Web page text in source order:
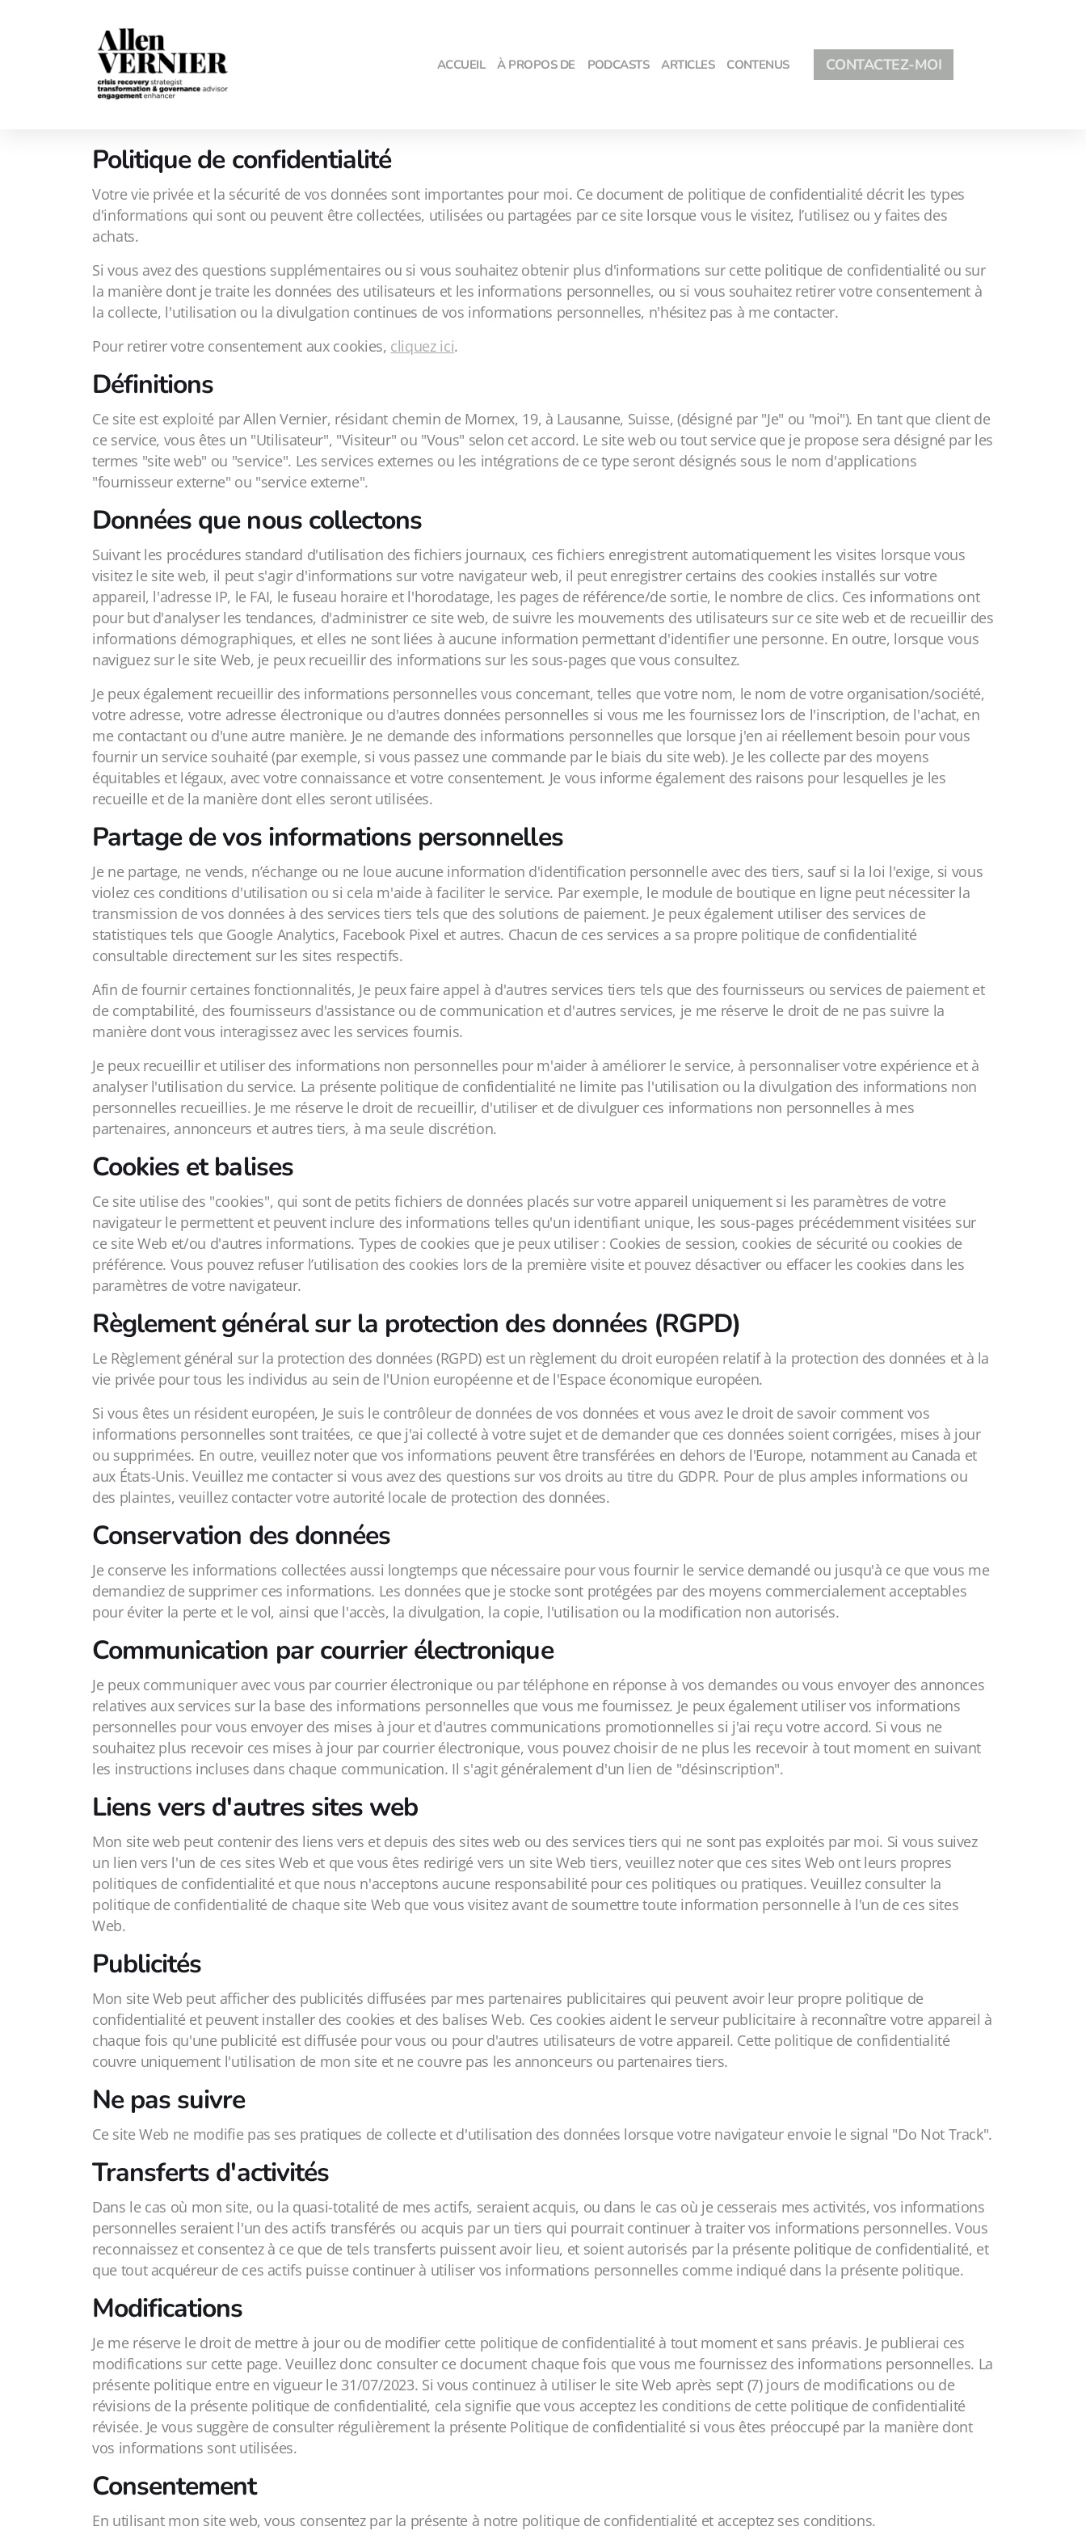
ACCUEIL À PROPOS DE PODCASTS ARTICLES CONTENUS CONTACTEZ-MOI
Politique de confidentialité
Votre vie privée et la sécurité de vos données sont importantes pour moi. Ce document de politique de confidentialité décrit les types
d'informations qui sont ou peuvent être collectées, utilisées ou partagées par ce site lorsque vous le visitez, l’utilisez ou y faites des
achats.
Si vous avez des questions supplémentaires ou si vous souhaitez obtenir plus d'informations sur cette politique de confidentialité ou sur
la manière dont je traite les données des utilisateurs et les informations personnelles, ou si vous souhaitez retirer votre consentement à
la collecte, l'utilisation ou la divulgation continues de vos informations personnelles, n'hésitez pas à me contacter.
Pour retirer votre consentement aux cookies, cliquez ici.
Définitions
Ce site est exploité par Allen Vernier, résidant chemin de Mornex, 19, à Lausanne, Suisse, (désigné par "Je" ou "moi"). En tant que client de
ce service, vous êtes un "Utilisateur", "Visiteur" ou "Vous" selon cet accord. Le site web ou tout service que je propose sera désigné par les
termes "site web" ou "service". Les services externes ou les intégrations de ce type seront désignés sous le nom d'applications
"fournisseur externe" ou "service externe".
Données que nous collectons
Suivant les procédures standard d'utilisation des fichiers journaux, ces fichiers enregistrent automatiquement les visites lorsque vous
visitez le site web, il peut s'agir d'informations sur votre navigateur web, il peut enregistrer certains des cookies installés sur votre
appareil, l'adresse IP, le FAI, le fuseau horaire et l'horodatage, les pages de référence/de sortie, le nombre de clics. Ces informations ont
pour but d'analyser les tendances, d'administrer ce site web, de suivre les mouvements des utilisateurs sur ce site web et de recueillir des
informations démographiques, et elles ne sont liées à aucune information permettant d'identifier une personne. En outre, lorsque vous
naviguez sur le site Web, je peux recueillir des informations sur les sous-pages que vous consultez.
Je peux également recueillir des informations personnelles vous concernant, telles que votre nom, le nom de votre organisation/société,
votre adresse, votre adresse électronique ou d'autres données personnelles si vous me les fournissez lors de l'inscription, de l'achat, en
me contactant ou d'une autre manière. Je ne demande des informations personnelles que lorsque j'en ai réellement besoin pour vous
fournir un service souhaité (par exemple, si vous passez une commande par le biais du site web). Je les collecte par des moyens
équitables et légaux, avec votre connaissance et votre consentement. Je vous informe également des raisons pour lesquelles je les
recueille et de la manière dont elles seront utilisées.
Partage de vos informations personnelles
Je ne partage, ne vends, n’échange ou ne loue aucune information d'identification personnelle avec des tiers, sauf si la loi l'exige, si vous
violez ces conditions d'utilisation ou si cela m'aide à faciliter le service. Par exemple, le module de boutique en ligne peut nécessiter la
transmission de vos données à des services tiers tels que des solutions de paiement. Je peux également utiliser des services de
statistiques tels que Google Analytics, Facebook Pixel et autres. Chacun de ces services a sa propre politique de confidentialité
consultable directement sur les sites respectifs.
Afin de fournir certaines fonctionnalités, Je peux faire appel à d'autres services tiers tels que des fournisseurs ou services de paiement et
de comptabilité, des fournisseurs d'assistance ou de communication et d'autres services, je me réserve le droit de ne pas suivre la
manière dont vous interagissez avec les services fournis.
Je peux recueillir et utiliser des informations non personnelles pour m'aider à améliorer le service, à personnaliser votre expérience et à
analyser l'utilisation du service. La présente politique de confidentialité ne limite pas l'utilisation ou la divulgation des informations non
personnelles recueillies. Je me réserve le droit de recueillir, d'utiliser et de divulguer ces informations non personnelles à mes
partenaires, annonceurs et autres tiers, à ma seule discrétion.
Cookies et balises
Ce site utilise des "cookies", qui sont de petits fichiers de données placés sur votre appareil uniquement si les paramètres de votre
navigateur le permettent et peuvent inclure des informations telles qu'un identifiant unique, les sous-pages précédemment visitées sur
ce site Web et/ou d'autres informations. Types de cookies que je peux utiliser : Cookies de session, cookies de sécurité ou cookies de
préférence. Vous pouvez refuser l’utilisation des cookies lors de la première visite et pouvez désactiver ou effacer les cookies dans les
paramètres de votre navigateur.
Règlement général sur la protection des données (RGPD)
Le Règlement général sur la protection des données (RGPD) est un règlement du droit européen relatif à la protection des données et à la
vie privée pour tous les individus au sein de l'Union européenne et de l'Espace économique européen.
Si vous êtes un résident européen, Je suis le contrôleur de données de vos données et vous avez le droit de savoir comment vos
informations personnelles sont traitées, ce que j'ai collecté à votre sujet et de demander que ces données soient corrigées, mises à jour
ou supprimées. En outre, veuillez noter que vos informations peuvent être transférées en dehors de l'Europe, notamment au Canada et
aux États-Unis. Veuillez me contacter si vous avez des questions sur vos droits au titre du GDPR. Pour de plus amples informations ou
des plaintes, veuillez contacter votre autorité locale de protection des données.
Conservation des données
Je conserve les informations collectées aussi longtemps que nécessaire pour vous fournir le service demandé ou jusqu'à ce que vous me
demandiez de supprimer ces informations. Les données que je stocke sont protégées par des moyens commercialement acceptables
pour éviter la perte et le vol, ainsi que l'accès, la divulgation, la copie, l'utilisation ou la modification non autorisés.
Communication par courrier électronique
Je peux communiquer avec vous par courrier électronique ou par téléphone en réponse à vos demandes ou vous envoyer des annonces
relatives aux services sur la base des informations personnelles que vous me fournissez. Je peux également utiliser vos informations
personnelles pour vous envoyer des mises à jour et d'autres communications promotionnelles si j'ai reçu votre accord. Si vous ne
souhaitez plus recevoir ces mises à jour par courrier électronique, vous pouvez choisir de ne plus les recevoir à tout moment en suivant
les instructions incluses dans chaque communication. Il s'agit généralement d'un lien de "désinscription".
Liens vers d'autres sites web
Mon site web peut contenir des liens vers et depuis des sites web ou des services tiers qui ne sont pas exploités par moi. Si vous suivez
un lien vers l'un de ces sites Web et que vous êtes redirigé vers un site Web tiers, veuillez noter que ces sites Web ont leurs propres
politiques de confidentialité et que nous n'acceptons aucune responsabilité pour ces politiques ou pratiques. Veuillez consulter la
politique de confidentialité de chaque site Web que vous visitez avant de soumettre toute information personnelle à l'un de ces sites
Web.
Publicités
Mon site Web peut afficher des publicités diffusées par mes partenaires publicitaires qui peuvent avoir leur propre politique de
confidentialité et peuvent installer des cookies et des balises Web. Ces cookies aident le serveur publicitaire à reconnaître votre appareil à
chaque fois qu'une publicité est diffusée pour vous ou pour d'autres utilisateurs de votre appareil. Cette politique de confidentialité
couvre uniquement l'utilisation de mon site et ne couvre pas les annonceurs ou partenaires tiers.
Ne pas suivre
Ce site Web ne modifie pas ses pratiques de collecte et d'utilisation des données lorsque votre navigateur envoie le signal "Do Not Track".
Transferts d'activités
Dans le cas où mon site, ou la quasi-totalité de mes actifs, seraient acquis, ou dans le cas où je cesserais mes activités, vos informations
personnelles seraient l'un des actifs transférés ou acquis par un tiers qui pourrait continuer à traiter vos informations personnelles. Vous
reconnaissez et consentez à ce que de tels transferts puissent avoir lieu, et soient autorisés par la présente politique de confidentialité, et
que tout acquéreur de ces actifs puisse continuer à utiliser vos informations personnelles comme indiqué dans la présente politique.
Modifications
Je me réserve le droit de mettre à jour ou de modifier cette politique de confidentialité à tout moment et sans préavis. Je publierai ces
modifications sur cette page. Veuillez donc consulter ce document chaque fois que vous me fournissez des informations personnelles. La
présente politique entre en vigueur le 31/07/2023. Si vous continuez à utiliser le site Web après sept (7) jours de modifications ou de
révisions de la présente politique de confidentialité, cela signifie que vous acceptez les conditions de cette politique de confidentialité
révisée. Je vous suggère de consulter régulièrement la présente Politique de confidentialité si vous êtes préoccupé par la manière dont
vos informations sont utilisées.
Consentement
En utilisant mon site web, vous consentez par la présente à notre politique de confidentialité et acceptez ses conditions.